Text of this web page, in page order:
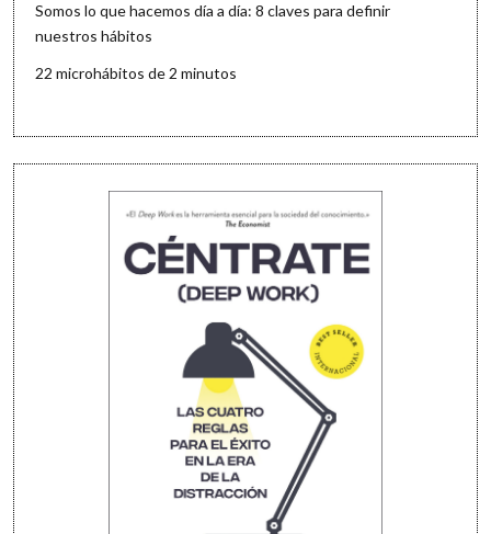
Somos lo que hacemos día a día: 8 claves para definir
nuestros hábitos
22 microhábitos de 2 minutos